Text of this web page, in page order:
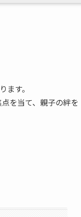
す。
点を当て、親子の絆を